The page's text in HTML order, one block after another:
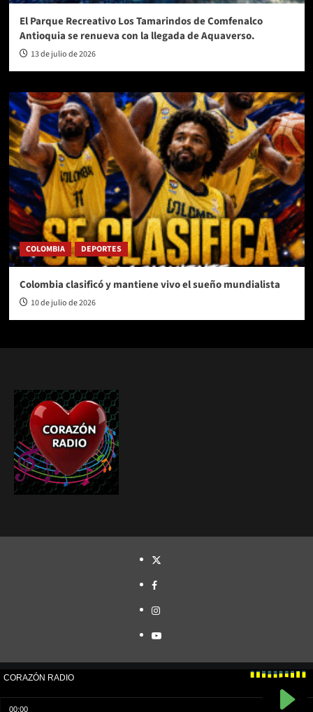
El Parque Recreativo Los Tamarindos de Comfenalco
Antioquia se renueva con la llegada de Aquaverso.
13 de julio de 2026
COLOMBIA DEPORTES
Colombia clasificó y mantiene vivo el sueño mundialista
10 de julio de 2026
TWITTER
FACEBOOK
INSTAGRAM
YOUTUBE